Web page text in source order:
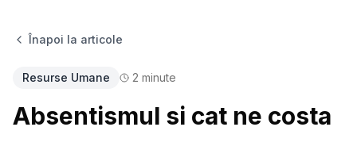
Înapoi la articole
Resurse Umane 2 minute
Absentismul si cat ne costa